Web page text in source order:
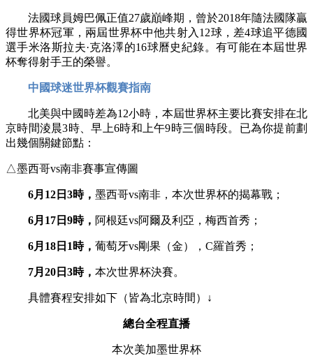
法國球員姆巴佩正值27歲巔峰期，曾於2018年隨法國隊贏
得世界杯冠軍，兩屆世界杯中他共射入12球，差4球追平德國
選手米洛斯拉夫·克洛澤的16球曆史紀錄。有可能在本屆世界
杯奪得射手王的榮譽。
中國球迷世界杯觀賽指南
北美與中國時差為12小時，本屆世界杯主要比賽安排在北
京時間淩晨3時、早上6時和上午9時三個時段。已為你提前劃
出幾個關鍵節點：
△墨西哥vs南非賽事宣傳圖
6月12日3時， 墨西哥vs南非，本次世界杯的揭幕戰；
6月17日9時， 阿根廷vs阿爾及利亞，梅西首秀；
6月18日1時， 葡萄牙vs剛果（金），C羅首秀；
7月20日3時， 本次世界杯決賽。
具體賽程安排如下（皆為北京時間）↓
總台全程直播
本次美加墨世界杯